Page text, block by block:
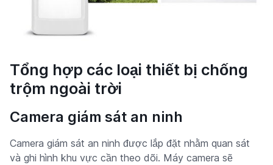
Tổng hợp các loại thiết bị chống
trộm ngoài trời
Camera giám sát an ninh
Camera giám sát an ninh được lắp đặt nhằm quan sát
và ghi hình khu vực cần theo dõi. Máy camera sẽ